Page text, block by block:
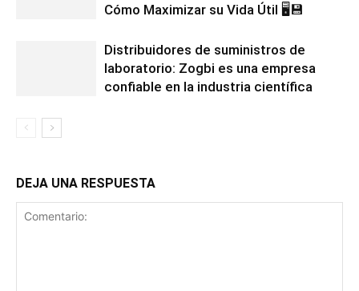
Cómo Maximizar su Vida Útil 🖥️💾
Distribuidores de suministros de
laboratorio: Zogbi es una empresa
confiable en la industria científica
DEJA UNA RESPUESTA